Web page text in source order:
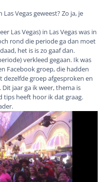
Vegas geweest? Zo ja, je
Las Vegas) in Las Vegas was in
rond die periode ga dan moet
het is is zo gaaf dan.
verkleed gegaan. Ik was
Facebook groep, die hadden
dezelfde groep afgesproken en
jaar ga ik weer, thema is
tips heeft hoor ik dat graag.